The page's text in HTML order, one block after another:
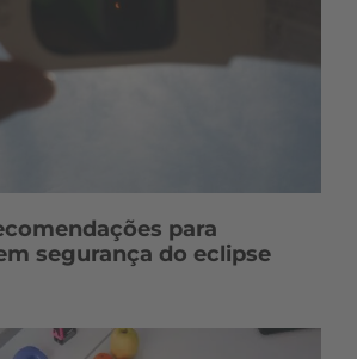
para
segurança do eclipse